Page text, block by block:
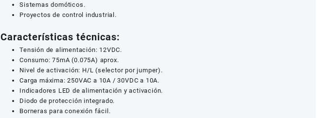
Sistemas domóticos.
Proyectos de control industrial.
Características técnicas:
Tensión de alimentación: 12VDC.
Consumo: 75mA (0.075A) aprox.
Nivel de activación: H/L (selector por jumper).
Carga máxima: 250VAC a 10A / 30VDC a 10A.
Indicadores LED de alimentación y activación.
Diodo de protección integrado.
Borneras para conexión fácil.